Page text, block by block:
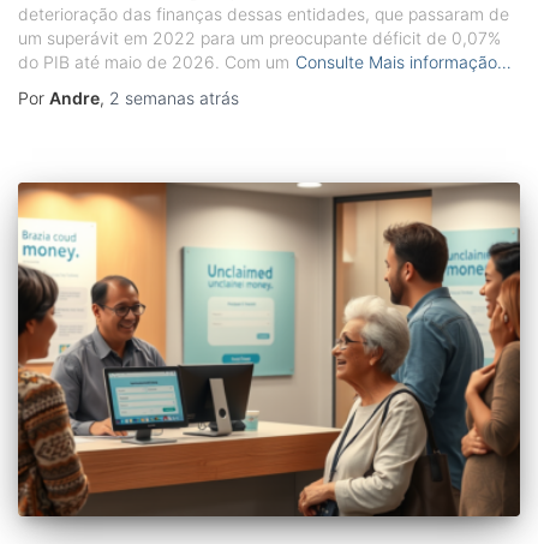
deterioração das finanças dessas entidades, que passaram de
um superávit em 2022 para um preocupante déficit de 0,07%
do PIB até maio de 2026. Com um Consulte Mais informação…
Por Andre, 2 semanas atrás